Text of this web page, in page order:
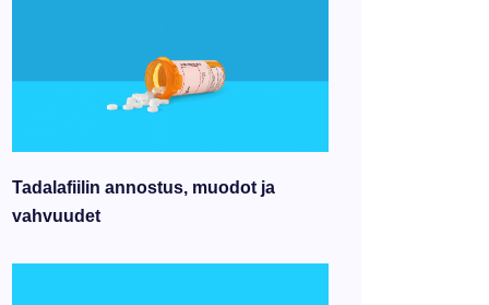
Tadalafiilin annostus, muodot ja
vahvuudet